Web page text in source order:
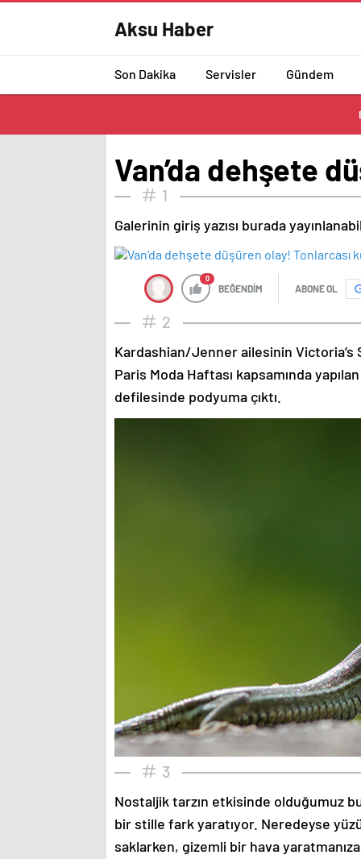
Aksu Haber
Son Dakika Servisler Gündem
Van’da dehşete
1
Galerinin giriş yazısı burada
0
BEĞENDİM ABONE OL
2
Kardashian/Jenner ailesinin
Paris Moda Haftası kapsamında
defilesinde podyuma çıktı.
3
Nostaljik tarzın etkisinde olduğumuz
bir stille fark yaratıyor. Neredeyse
saklarken, gizemli bir hava yaratmanıza